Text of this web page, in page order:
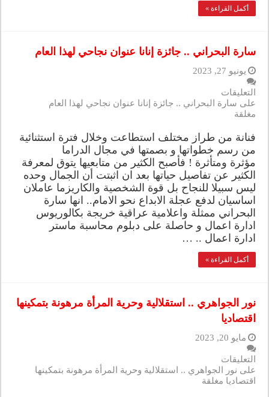
أكمل القراءة »
سارة البحراني .. جائزة إنانا عنوان نجاحي لهذا العام
يونيو 27, 2023
التعليقات
على سارة البحراني .. جائزة إنانا عنوان نجاحي لهذا العام
مغلقة
فنانة من طراز مختلف استطاعت وخلال فترة استثنائية
من رسم خطواتها و بصمتها في مجال الدراما
مؤثرة ومتأثرة ! فأصبح الكثير من متابعيها يتوق لمعرفة
الكثير عن تفاصيل حياتها بعد ان اثبتت أن الجمال وحده
ليس سبيلا للنجاح بل قوة الشخصية والكاريزما عاملان
اساسيان لدفع عجلة الابداع نحو الامام.. انها سارة
البحراني ممثلة واعلامية عراقية خريجة بكالوريوس
ادارة اعمال و حاصلة على دبلوم محاسبة ماستر
ادارة اعمال .. …
أكمل القراءة »
نور الجواهري .. استقلالية وحرية المرأة مرهونة بتمكينها
اقتصاديا
مايو 20, 2023
التعليقات
على نور الجواهري .. استقلالية وحرية المرأة مرهونة بتمكينها
اقتصاديا مغلقة